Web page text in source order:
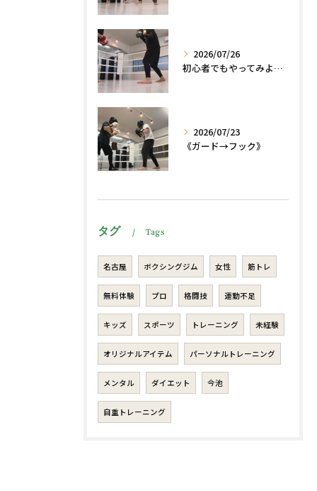
2026/07/26
初心者でもやってみよう、格闘技でダイエット、脂肪燃焼🔥
2026/07/23
《ガード→フック》
タグ Tags
名古屋 ボクシングジム 女性 筋トレ
無料体験 プロ 格闘技 運動不足
キッズ スポーツ トレーニング 未経験
オリジナルアイテム パーソナルトレーニング
メンタル ダイエット 今池
自重トレーニング